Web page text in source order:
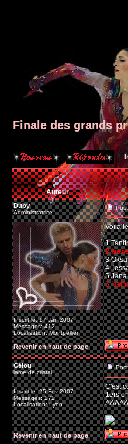
Finale des grands
Auteur
Duby
Administratrice
Inscrit le: 17 Jan 2007
Messages: 412
Localisation: Montpellier
Voila
1
2
3
4
5 Jana
6
Revenir en haut de page
Célou
lame de cristal
Inscrit le: 25 Fév 2007
Messages: 272
Localisation: Lyon
C'est
1ers
Revenir en haut de page